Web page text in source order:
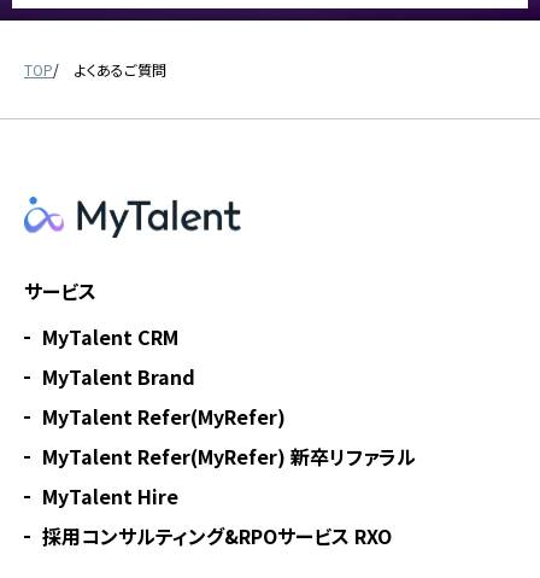
TOP よくあるご質問
サービス
MyTalent CRM
MyTalent Brand
MyTalent Refer(MyRefer)
MyTalent Refer(MyRefer) 新卒リファラル
MyTalent Hire
採用コンサルティング&RPOサービス RXO